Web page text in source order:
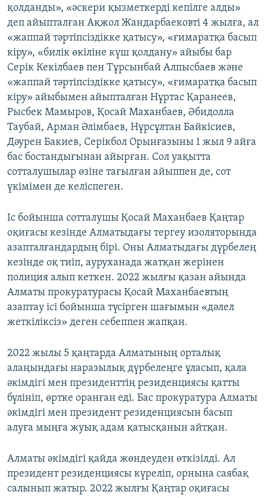
қолданды», «әскери қызметкерді кепілге алды»
деп айыпталған Ақжол Жандарбаековті 4 жылға, ал
«жаппай тәртіпсіздікке қатысу», «ғимаратқа басып
кіру», «билік өкіліне күш қолдану» айыбы бар
Серік Кекілбаев пен Тұрсынбай Алпысбаев және
«жаппай тәртіпсіздікке қатысу», «ғимаратқа басып
кіру» айыбымен айыпталған Нұртас Қаранеев,
Рысбек Мамыров, Қосай Маханбаев, Әбидолла
Таубай, Арман Әлімбаев, Нұрсұлтан Байкісиев,
Дәурен Бакиев, Серікбол Орынғазыны 1 жыл 9 айға
бас бостандығынан айырған. Сол уақытта
сотталушылар өзіне тағылған айыппен де, сот
үкімімен де келіспеген.
Іс бойынша сотталушы Қосай Маханбаев Қаңтар
оқиғасы кезінде Алматыдағы тергеу изоляторында
азапталғандардың бірі. Оны Алматыдағы дүрбелең
кезінде оқ тиіп, ауруханада жатқан жерінен
полиция алып кеткен. 2022 жылғы қазан айында
Алматы прокуратурасы Қосай Маханбаевтың
азаптау ісі бойынша түсірген шағымын «дәлел
жеткіліксіз» деген себеппен жапқан.
2022 жылы 5 қаңтарда Алматының орталық
алаңындағы наразылық дүрбелеңге ұласып, қала
әкімдігі мен президенттің резиденциясы қатты
бүлініп, өртке оранған еді. Бас прокуратура Алматы
әкімдігі мен президент резиденциясын басып
алуға мыңға жуық адам қатысқанын айтқан.
Алматы әкімдігі қайда жөндеуден өткізілді. Ал
президент резиденциясы күреліп, орнына саябақ
салынып жатыр. 2022 жылғы Қаңтар оқиғасы